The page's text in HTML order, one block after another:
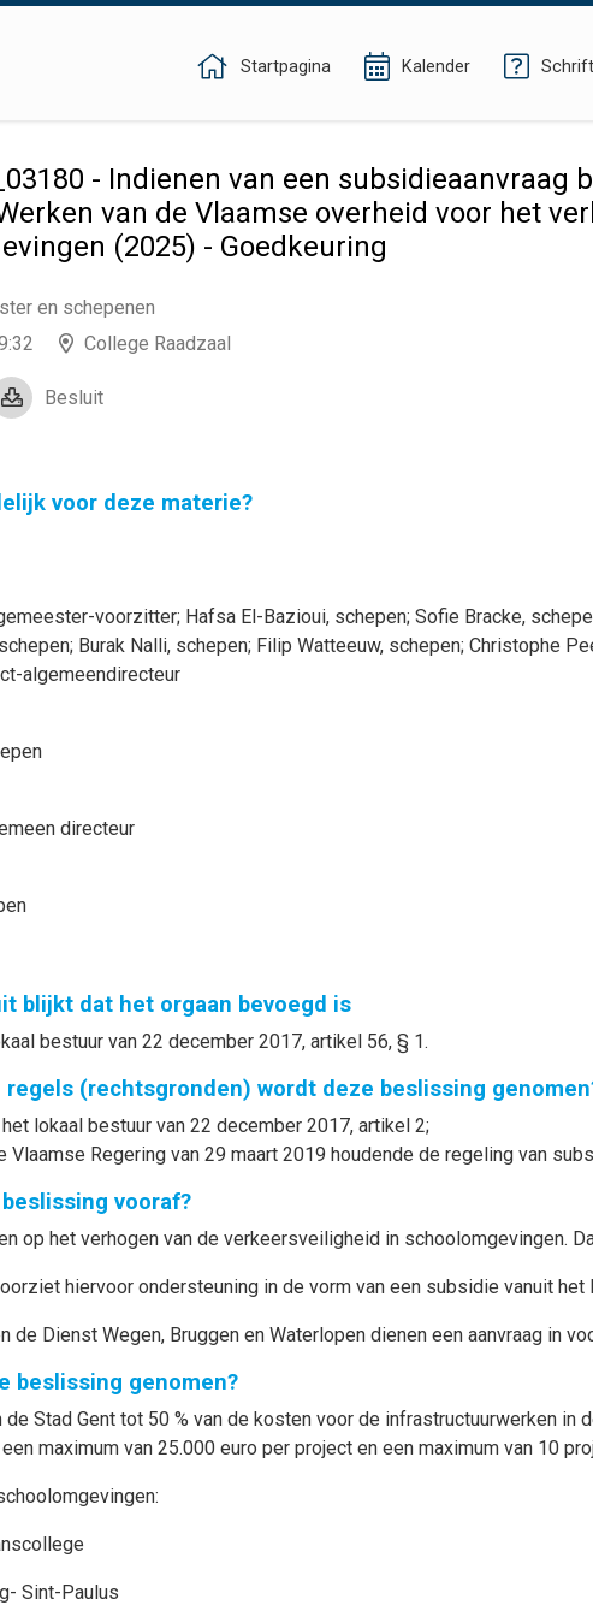
Startpagina Kalender
- Indienen van een
van de Vlaamse overheid voor het
(2025) - Goedkeuring
en schepenen
College Raadzaal
Besluit
voor deze materie?
voorzitter; Hafsa El-Bazioui, schepen; Sofie Bracke,
; Burak Nalli, schepen; Filip Watteeuw, schepen; Christophe
algemeendirecteur
directeur
blijkt dat het orgaan bevoegd is
bestuur van 22 december 2017, artikel 56, § 1.
regels (rechtsgronden) wordt deze beslissing
lokaal bestuur van 22 december 2017, artikel 2;
Vlaamse Regering van 29 maart 2019 houdende de regeling van
vooraf?
op het verhogen van de verkeersveiligheid in schoolomgevingen.
hiervoor ondersteuning in de vorm van een subsidie vanuit
Dienst Wegen, Bruggen en Waterlopen dienen een aanvraag in
beslissing genomen?
Stad Gent tot 50 % van de kosten voor de infrastructuurwerken in
maximum van 25.000 euro per project en een maximum van 10
Sint-Paulus